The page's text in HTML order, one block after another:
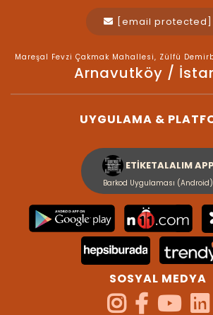
[email protected]
Mareşal Fevzi Çakmak Mahallesi, Zülfü
Arnavutköy /
UYGULAMA &
ETİKETALALIM APP
Barkod Uygulaması (Android)
SOSYAL MEDYA